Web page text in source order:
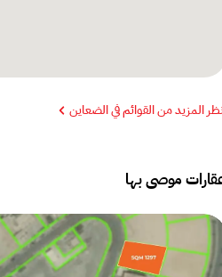
المزيد من القوائم في الضعاين
موصى بها